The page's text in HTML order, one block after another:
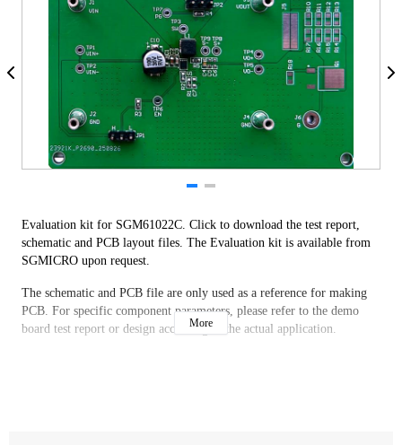
Evaluation kit for SGM61022C. Click to download the test report,
schematic and PCB layout files. The Evaluation kit is available from
SGMICRO upon request.
The schematic and PCB file are only used as a reference for making
PCB. For specific component parameters, please refer to the demo
board test report or design according to the actual application.
More